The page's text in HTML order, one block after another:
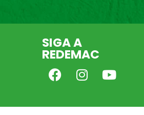
SIGA A
REDEMAC